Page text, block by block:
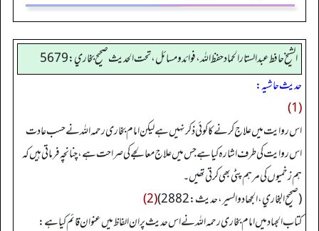
الشيخ حافط عبدالستار الحماد حفظ الله، فوائد و مسائل، تحت الحديث صحيح بخاري:5679
حدیث حاشیہ:
(1)
اس روایت میں علاج کرنے کا کوئی ذکر نہیں ہے لیکن امام بخاری رحمہ اللہ نے حسب عادت
اس روایت کی طرف اشارہ کیا ہے جس میں علاج معالجے کی صراحت ہے، چنانچہ فرماتی ہیں کہ
ہم زخمیوں کی مرہم پٹی بھی کرتی تھیں۔
(صحیح البخاري، الجھاد والسیر، حدیث: 2882)
(2)
کتاب الجہاد میں امام بخاری رحمہ اللہ نے اس حدیث پر ان الفاظ میں عنوان قائم کیا ہے: